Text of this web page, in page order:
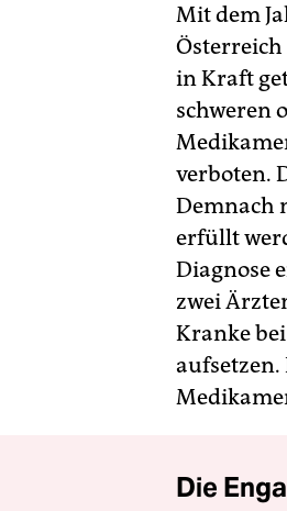
Mit dem
Österreich
in Kraft
schweren
verboten.
Demnach
erfüllt
Diagnose
zwei
Kranke
aufsetzen.
Die